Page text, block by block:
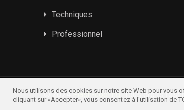
Techniques
Professionnel
© 2024Flash-cooling . Tous droits
Nous utilisons des cookies sur notre site Web pour vous
cliquant sur «Accepter», vous consentez à l'utilisation de